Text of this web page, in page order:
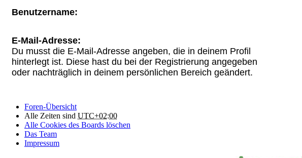
Benutzername:
E-Mail-Adresse:
Du musst die E-Mail-Adresse angeben, die in deinem Profil
hinterlegt ist. Diese hast du bei der Registrierung angegeben
oder nachträglich in deinem persönlichen Bereich geändert.
Foren-Übersicht
Alle Zeiten sind UTC+02:00
Alle Cookies des Boards löschen
Das Team
Impressum